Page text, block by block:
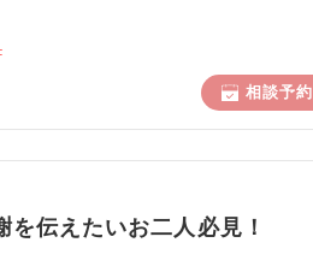
相談予約
伝えたいお二人必見！